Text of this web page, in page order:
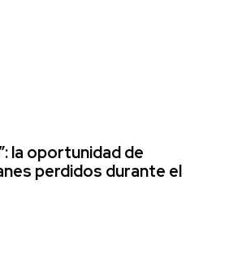
la oportunidad de
perdidos durante el